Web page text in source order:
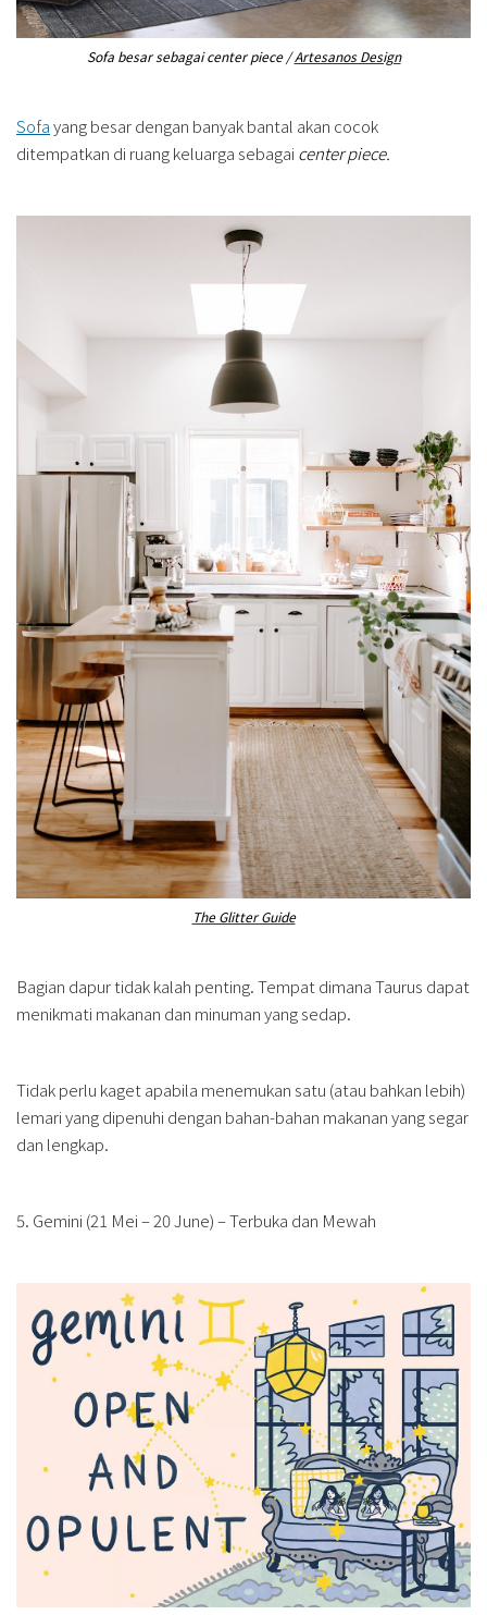
Sofa besar sebagai center piece /Artesanos Design
Sofayang besar dengan banyak bantal akan cocok
ditempatkan di ruang keluarga sebagai center piece.
The Glitter Guide
Bagian dapur tidak kalah penting. Tempat dimana Taurus dapat
menikmati makanan dan minuman yang sedap.
Tidak perlu kaget apabila menemukan satu (atau bahkan lebih)
lemari yang dipenuhi dengan bahan-bahan makanan yang segar
dan lengkap.
5. Gemini (21 Mei – 20 June) – Terbuka dan Mewah